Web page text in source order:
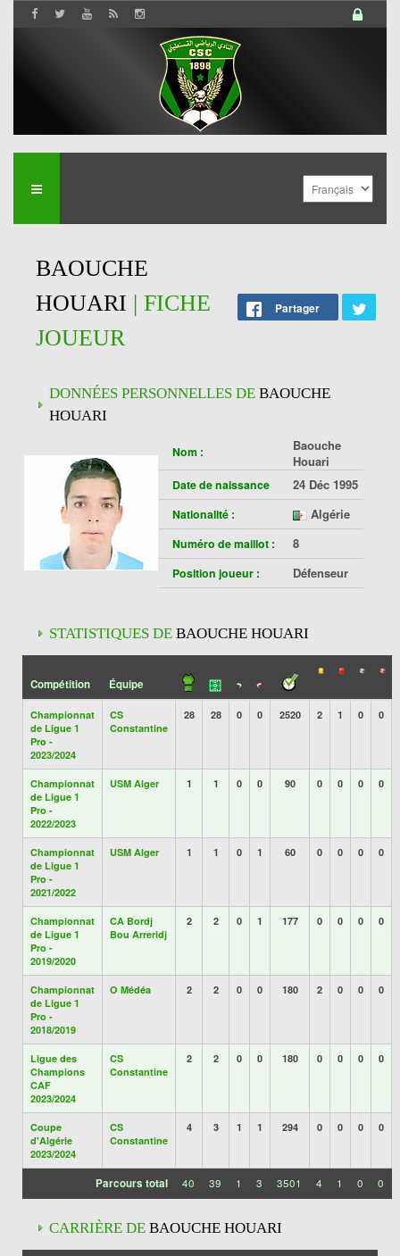
BAOUCHE
HOUARI | FICHE
JOUEUR
Partager
DONNÉES PERSONNELLES DE BAOUCHE
HOUARI
Nom :
Baouche
Houari
Date de naissance 24 Déc 1995
Nationalité : Algérie
Numéro de maillot : 8
Position joueur : Défenseur
STATISTIQUES DE BAOUCHE HOUARI
Compétition Équipe
Championnat
de Ligue 1
Pro -
2023/2024
CS
Constantine
28 28 0 0 2520 2 1 0 0
Championnat
de Ligue 1
Pro -
2022/2023
USM Alger 1 1 0 0 90 0 0 0 0
Championnat
de Ligue 1
Pro -
2021/2022
USM Alger 1 1 0 1 60 0 0 0 0
Championnat
de Ligue 1
Pro -
2019/2020
CA Bordj
Bou Arreridj
2 2 0 1 177 0 0 0 0
Championnat
de Ligue 1
Pro -
2018/2019
O Médéa 2 2 0 0 180 2 0 0 0
Ligue des
Champions
CAF
2023/2024
CS
Constantine
2 2 0 0 180 0 0 0 0
Coupe
d'Algérie
2023/2024
CS
Constantine
4 3 1 1 294 0 0 0 0
Parcours total 40 39 1 3 3501 4 1 0 0
CARRIÈRE DE BAOUCHE HOUARI